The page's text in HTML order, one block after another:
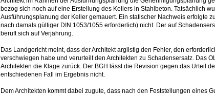
bezog sich noch auf eine Erstellung des Kellers in Stahlbeton. Tatsächlich
Ausführungsplanung der Keller gemauert. Ein statischer Nachweis erfolgte
nach damals gültiger DIN 1053/1055 erforderlich) nicht. Der auf
beruft sich auf Verjährung.
Das Landgericht meint, dass der Architekt arglistig den Fehler, den
verschwiegen habe und verurteilt den Architekten zu Schadensersatz. Das
Architekten die Klage zurück. Der BGH lässt die Revision gegen das Urteil
entschiedenen Fall im Ergebnis nicht.
Dem Architekten kommt dabei zugute, dass nach den Feststellungen eines